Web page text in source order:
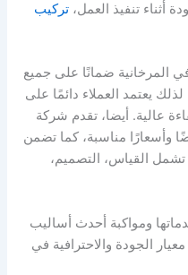
أثناء تنفيذ العمل،تركيب
المرخانية ضمانًا على جميع
يعتمد العملاء دائمًا على
عالية. أيضا، تقدم شركة
وأسعارًا مناسبة، كما تضمن
تشمل القياس، التصميم،
ومواكبة أحدث أساليب
الجودة والاحترافية في